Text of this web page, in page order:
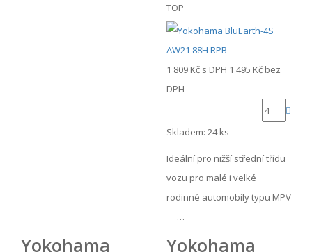
TOP
1 809 Kč s DPH 1 495 Kč bez
DPH
Skladem: 24 ks
Ideální pro nižší střední třídu
vozu pro malé i velké
rodinné automobily typu MPV
…
Yokohama
Yokohama